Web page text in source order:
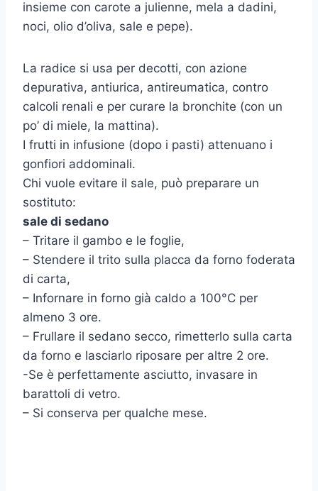
insieme con carote a julienne, mela a dadini,
noci, olio d’oliva, sale e pepe).
La radice si usa per decotti, con azione
depurativa, antiurica, antireumatica, contro
calcoli renali e per curare la bronchite (con un
po’ di miele, la mattina).
I frutti in infusione (dopo i pasti) attenuano i
gonfiori addominali.
Chi vuole evitare il sale, può preparare un
sostituto:
sale di sedano
– Tritare il gambo e le foglie,
– Stendere il trito sulla placca da forno foderata
di carta,
– Infornare in forno già caldo a 100°C per
almeno 3 ore.
– Frullare il sedano secco, rimetterlo sulla carta
da forno e lasciarlo riposare per altre 2 ore.
-Se è perfettamente asciutto, invasare in
barattoli di vetro.
– Si conserva per qualche mese.